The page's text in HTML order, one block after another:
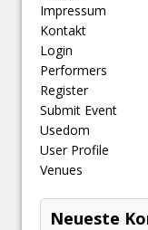
Impressum
Kontakt
Login
Performers
Register
Submit Event
Usedom
User Profile
Venues
Neueste